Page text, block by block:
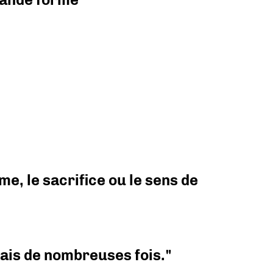
le sacrifice ou le sens de
de nombreuses fois."